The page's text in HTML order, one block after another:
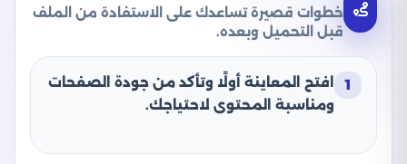
خطوات قصيرة تساعدك على الاستفادة من الملف
قبل التحميل وبعده.
1
افتح المعاينة أولًا وتأكد من جودة الصفحات
ومناسبة المحتوى لاحتياجك.